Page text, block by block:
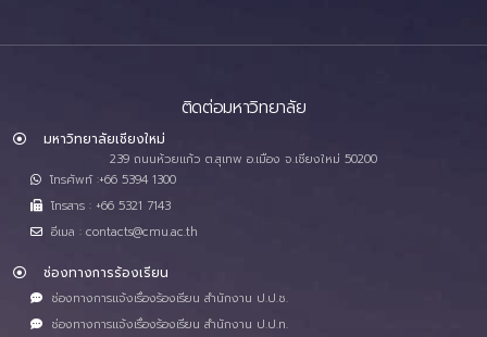
ติดต่อมหาวิทยาลัย
มหาวิทยาลัยเชียงใหม่
239 ถนนห้วยแก้ว ต.สุเทพ อ.เมือง จ.เชียงใหม่ 50200
โทรศัพท์ :+66 5394 1300
โทรสาร : +66 5321 7143
อีเมล : contacts@cmu.ac.th
ช่องทางการร้องเรียน
ช่องทางการแจ้งเรื่องร้องเรียน สำนักงาน ป.ป.ช.
ช่องทางการแจ้งเรื่องร้องเรียน สำนักงาน ป.ป.ท.